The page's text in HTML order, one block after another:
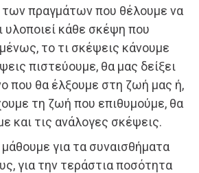
των πραγμάτων που θέλουμε να
υλοποιεί κάθε σκέψη που
το τι σκέψεις κάνουμε
πιστεύουμε, θα μας δείξει
που θα έλξουμε στη ζωή μας ή,
τη ζωή που επιθυμούμε, θα
και τις ανάλογες σκέψεις.
για τα συναισθήματα
για την τεράστια ποσότητα